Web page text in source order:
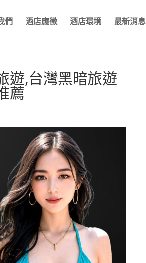
們 酒店應徵 酒店環境 最新消息
遊,台灣黑暗旅遊
薦